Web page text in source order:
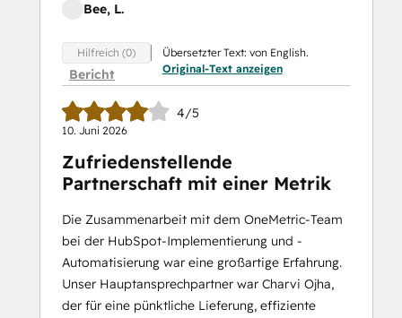
Bee, L.
Hilfreich (0)
Bericht
Übersetzter Text: von English.
Original-Text anzeigen
4/5
10. Juni 2026
Zufriedenstellende
Partnerschaft mit einer Metrik
Die Zusammenarbeit mit dem OneMetric-Team
bei der HubSpot-Implementierung und -
Automatisierung war eine großartige Erfahrung.
Unser Hauptansprechpartner war Charvi Ojha,
der für eine pünktliche Lieferung, effiziente